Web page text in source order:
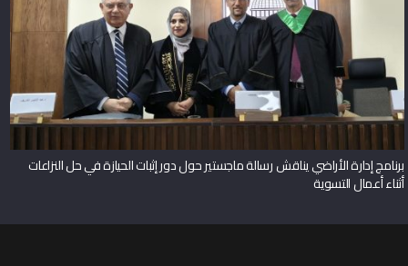
برنامج إدارة الأراضي يناقش رسالة ماجستير حول دور إثبات الحيازة في حل النزاعات
أثناء أعمال التسوية